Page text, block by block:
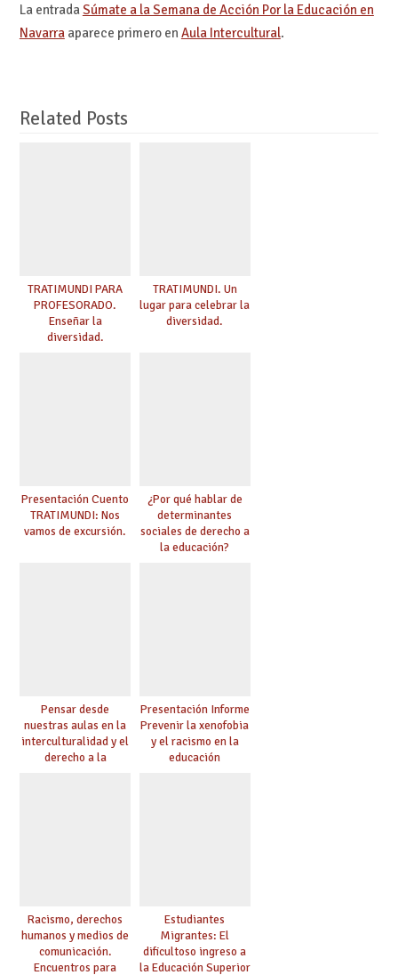
La entrada Súmate a la Semana de Acción Por la Educación en
Navarraaparece primero en Aula Intercultural.
Related Posts
TRATIMUNDI PARA
PROFESORADO.
Enseñar la
diversidad.
TRATIMUNDI. Un
lugar para celebrar la
diversidad.
Presentación Cuento
TRATIMUNDI: Nos
vamos de excursión.
¿Por qué hablar de
determinantes
sociales de derecho a
la educación?
Pensar desde
nuestras aulas en la
interculturalidad y el
derecho a la
Presentación Informe
Prevenir la xenofobia
y el racismo en la
educación
Racismo, derechos
humanos y medios de
comunicación.
Encuentros para
Estudiantes
Migrantes: El
dificultoso ingreso a
la Educación Superior